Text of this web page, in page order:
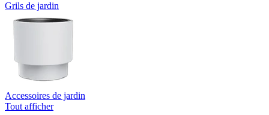
Grils de jardin
Accessoires de jardin
Tout afficher